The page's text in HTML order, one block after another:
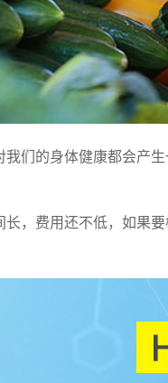
的身体健康都会产
费用还不低，如果